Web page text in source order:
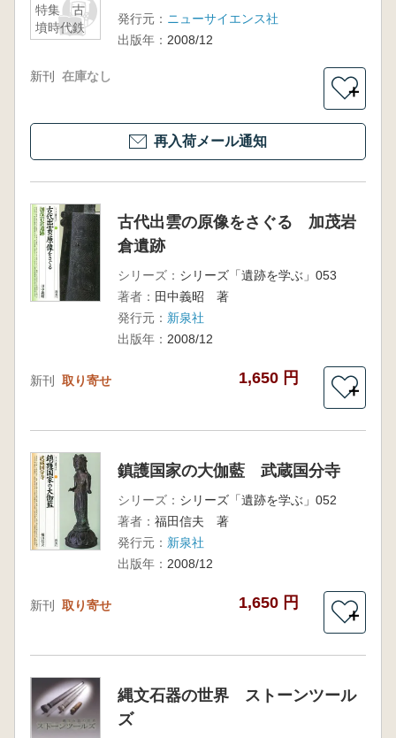
特集 古
墳時代鉄
製甲冑研
階
発行元： ニューサイエンス社
出版年： 2008/12
新刊 在庫なし
＋
再入荷メール通知
古代出雲の原像をさぐる 加茂岩
倉遺跡
シリーズ： シリーズ「遺跡を学ぶ」053
著者： 田中義昭 著
発行元： 新泉社
出版年： 2008/12
新刊 取り寄せ 1,650 円
＋
鎮護国家の大伽藍 武蔵国分寺
シリーズ： シリーズ「遺跡を学ぶ」052
著者： 福田信夫 著
発行元： 新泉社
出版年： 2008/12
新刊 取り寄せ 1,650 円
＋
縄文石器の世界 ストーンツール
ズ